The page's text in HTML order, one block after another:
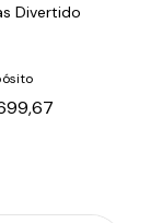
Divertido